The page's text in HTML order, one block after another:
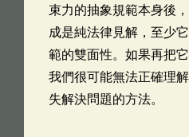
束力的抽象規範本身後
成是純法律見解，至少
範的雙面性。如果再把
我們很可能無法正確理
失解決問題的方法。